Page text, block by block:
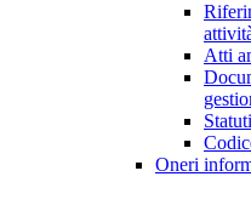
Atti
Oneri